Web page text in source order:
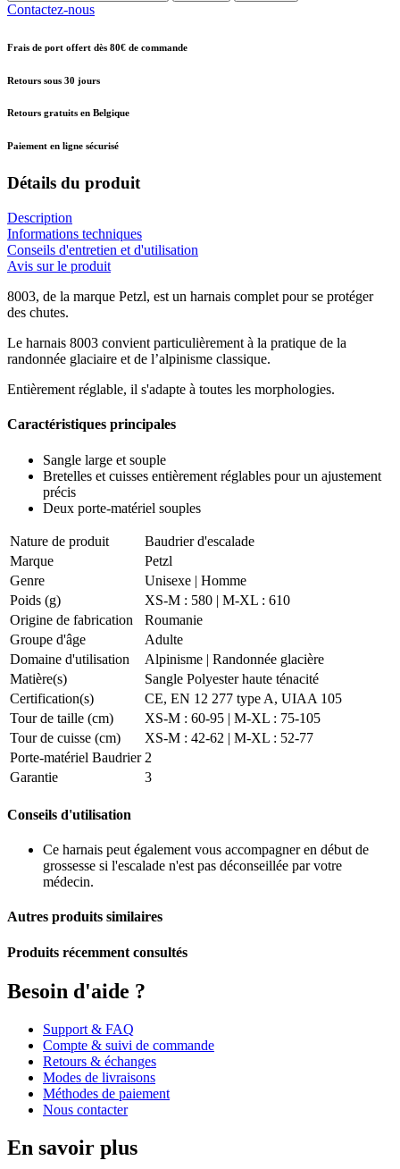
Contactez-nous
Frais de port offert dès 80€ de commande
Retours sous 30 jours
Retours gratuits en Belgique
Paiement en ligne sécurisé
Détails du produit
Description
Informations techniques
Conseils d'entretien et d'utilisation
Avis sur le produit
8003, de la marque Petzl, est un harnais complet pour se protéger
des chutes.
Le harnais 8003 convient particulièrement à la pratique de la
randonnée glaciaire et de l’alpinisme classique.
Entièrement réglable, il s'adapte à toutes les morphologies.
Caractéristiques principales
Sangle large et souple
Bretelles et cuisses entièrement réglables pour un ajustement
précis
Deux porte-matériel souples
Nature de produit
Baudrier d'escalade
Marque
Petzl
Genre
Unisexe | Homme
Poids (g)
XS-M : 580 | M-XL : 610
Origine de fabrication
Roumanie
Groupe d'âge
Adulte
Domaine d'utilisation
Alpinisme | Randonnée glacière
Matière(s)
Sangle Polyester haute ténacité
Certification(s)
CE, EN 12 277 type A, UIAA 105
Tour de taille (cm)
XS-M : 60-95 | M-XL : 75-105
Tour de cuisse (cm)
XS-M : 42-62 | M-XL : 52-77
Porte-matériel Baudrier 2
Garantie
3
Conseils d'utilisation
Ce harnais peut également vous accompagner en début de
grossesse si l'escalade n'est pas déconseillée par votre
médecin.
Autres produits similaires
Produits récemment consultés
Besoin d'aide ?
Support & FAQ
Compte & suivi de commande
Retours & échanges
Modes de livraisons
Méthodes de paiement
Nous contacter
En savoir plus